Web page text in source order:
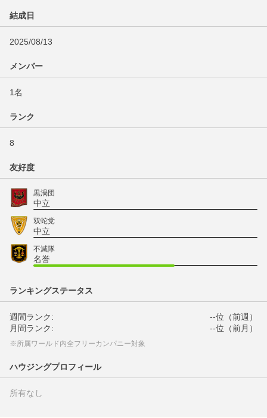
結成日
2025/08/13
メンバー
1名
ランク
8
友好度
黒渦団
中立
双蛇党
中立
不滅隊
名誉
ランキングステータス
週間ランク:
--位（前週）
月間ランク:
--位（前月）
※所属ワールド内全フリーカンパニー対象
ハウジングプロフィール
所有なし